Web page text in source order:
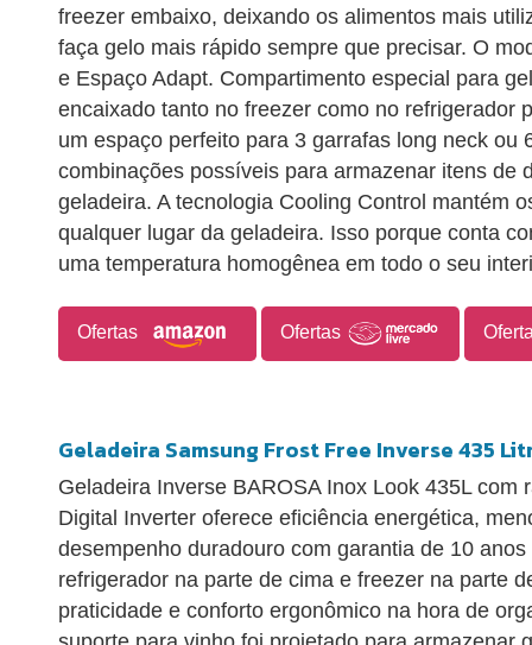
freezer embaixo, deixando os alimentos mais
faça gelo mais rápido sempre que precisar. O
e Espaço Adapt. Compartimento especial para
encaixado tanto no freezer como no refrigerador
um espaço perfeito para 3 garrafas long neck ou
combinações possíveis para armazenar itens de
geladeira. A tecnologia Cooling Control mantém
qualquer lugar da geladeira. Isso porque conta
uma temperatura homogênea em todo o seu
Ofertas Ofertas
Geladeira Samsung Frost Free Inverse 435
Geladeira Inverse BAROSA Inox Look 435L com
Digital Inverter oferece eficiência energética,
desempenho duradouro com garantia de 10
refrigerador na parte de cima e freezer na parte
praticidade e conforto ergonômico na hora de